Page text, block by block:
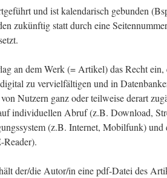
und ist kalendarisch gebunden
zukünftig statt durch eine
an dem Werk (= Artikel) das Recht
zu vervielfältigen und in
Nutzern ganz oder teilweise derart
individuellen Abruf (z.B. Download,
(z.B. Internet, Mobilfunk) und
der/die Autor/in eine pdf-Datei des